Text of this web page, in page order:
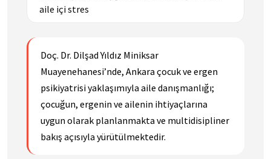
aile içi stres
Doç. Dr. Dilşad Yıldız Miniksar
Muayenehanesi’nde, Ankara çocuk ve ergen
psikiyatrisi yaklaşımıyla aile danışmanlığı;
çocuğun, ergenin ve ailenin ihtiyaçlarına
uygun olarak planlanmakta ve multidisipliner
bakış açısıyla yürütülmektedir.